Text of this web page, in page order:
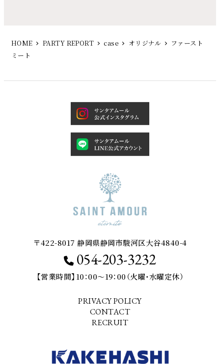
HOME PARTY REPORT case オリジナル
ファースト
ミート
〒422-8017 静岡県静岡市駿河区大谷4840-4
054-203-3232
【営業時間】10：00～19：00（火曜・水曜定休）
PRIVACY POLICY
CONTACT
RECRUIT